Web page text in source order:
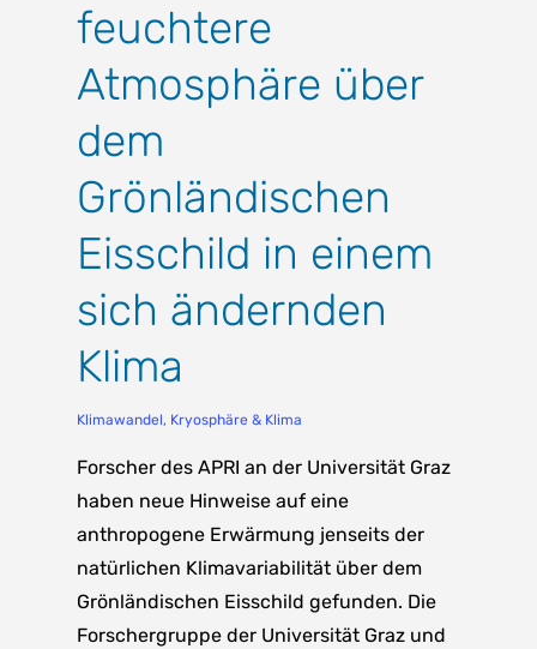
feuchtere
Atmosphäre über
dem
Grönländischen
Eisschild in einem
sich ändernden
Klima
Klimawandel, Kryosphäre & Klima
Forscher des APRI an der Universität Graz
haben neue Hinweise auf eine
anthropogene Erwärmung jenseits der
natürlichen Klimavariabilität über dem
Grönländischen Eisschild gefunden. Die
Forschergruppe der Universität Graz und